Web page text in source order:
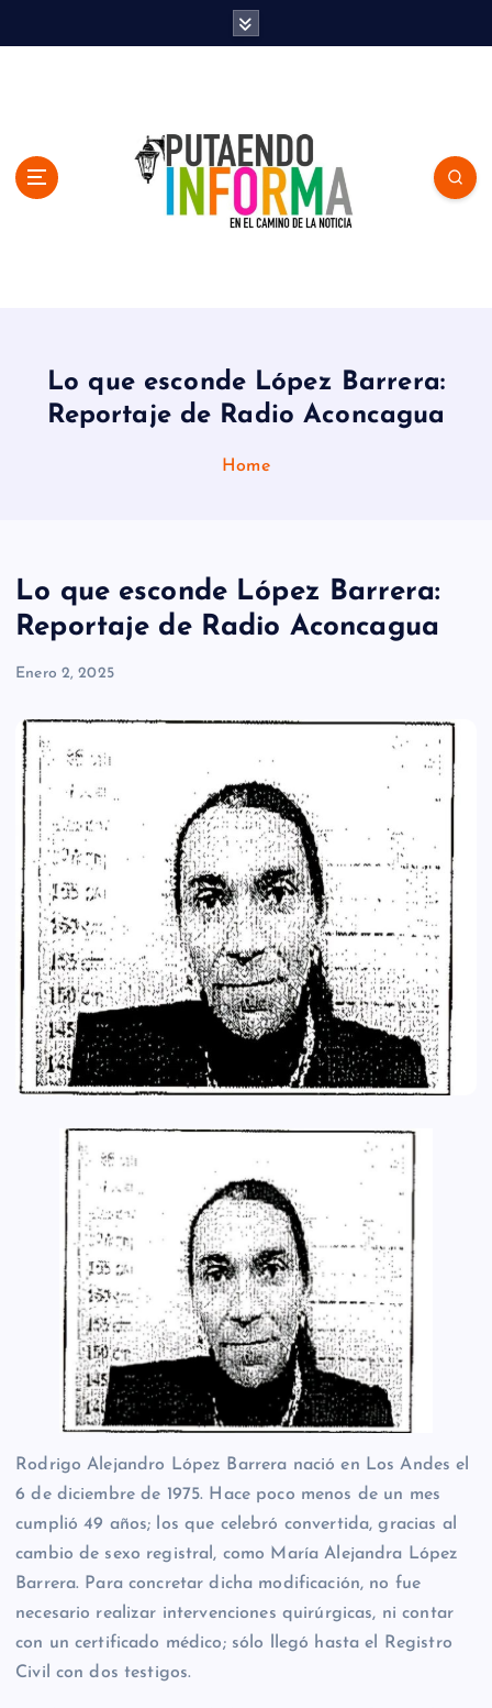
Lo que esconde López Barrera:
Reportaje de Radio Aconcagua
Home
Lo que esconde López Barrera:
Reportaje de Radio Aconcagua
Enero 2, 2025
Rodrigo Alejandro López Barrera nació en Los Andes el
6 de diciembre de 1975. Hace poco menos de un mes
cumplió 49 años; los que celebró convertida, gracias al
cambio de sexo registral, como María Alejandra López
Barrera. Para concretar dicha modificación, no fue
necesario realizar intervenciones quirúrgicas, ni contar
con un certificado médico; sólo llegó hasta el Registro
Civil con dos testigos.